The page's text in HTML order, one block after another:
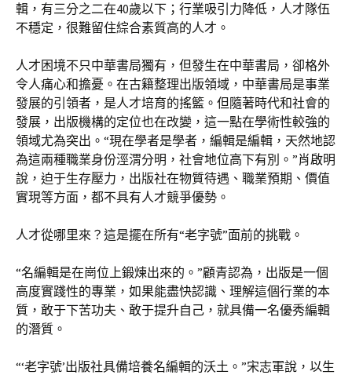
輯，有三分之二在40歲以下；行業吸引力降低，人才隊伍
不穩定，很難留住綜合素質高的人才。
人才困境不只中華書局獨有，但發生在中華書局，卻格外
令人痛心和擔憂。在古籍整理出版領域，中華書局是事業
發展的引領者，是人才培育的搖籃。但隨著時代和社會的
發展，出版機構的定位也在改變，這一點在學術性較強的
領域尤為突出。“現在學者是學者，編輯是編輯，天然地認
為這兩種職業身份涇渭分明，社會地位高下有別。”肖啟明
說，迫于生存壓力，出版社在物質待遇、職業預期、價值
實現等方面，都不具有人才競爭優勢。
人才從哪里來？這是擺在所有“老字號”面前的挑戰。
“名編輯是在崗位上鍛煉出來的。”顧青認為，出版是一個
高度實踐性的專業，如果能盡快認識、理解這個行業的本
質，敢于下苦功夫、敢于提升自己，就具備一名優秀編輯
的潛質。
“‘老字號’出版社具備培養名編輯的沃土。”宋志軍說，以生